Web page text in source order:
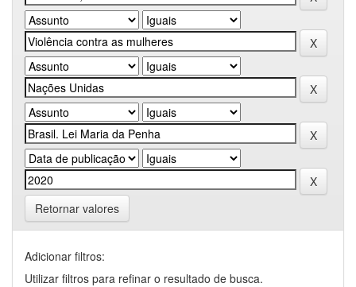
Retornar valores
Adicionar filtros:
Utilizar filtros para refinar o resultado de busca.